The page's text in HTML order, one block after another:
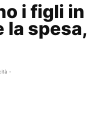
i figli in
la spesa,
-